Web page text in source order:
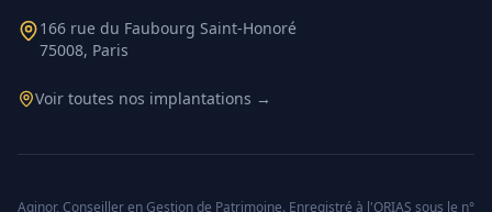
166 rue du Faubourg Saint-Honoré
75008, Paris
Voir toutes nos implantations →
Aginor, Conseiller en Gestion de Patrimoine. Enregistré à l'ORIAS sous le n°